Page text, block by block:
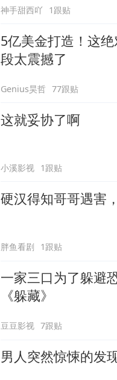
神手甜西吖 1跟贴
5亿美金打造！这
段太震撼了
Genius昊哲 77跟贴
这就妥协了啊
小溪影视 1跟贴
硬汉得知哥哥遇害
胖鱼看剧 1跟贴
一家三口为了躲避
《躲藏》
豆豆影视 7跟贴
男人突然惊悚的发